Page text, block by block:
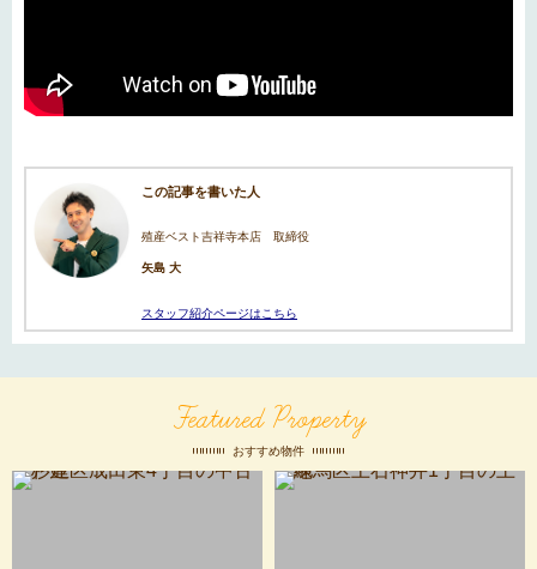
この記事を書いた人
殖産ベスト吉祥寺本店 取締役
矢島 大
スタッフ紹介ページはこちら
Featured Property
おすすめ物件